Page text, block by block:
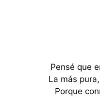
Pensé que
La más
Porque